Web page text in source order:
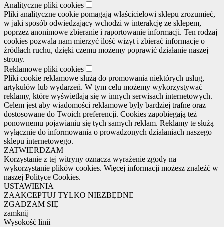
Analityczne pliki cookies
Pliki analityczne cookie pomagają właścicielowi sklepu zrozumieć,
w jaki sposób odwiedzający wchodzi w interakcję ze sklepem,
poprzez anonimowe zbieranie i raportowanie informacji. Ten rodzaj
cookies pozwala nam mierzyć ilość wizyt i zbierać informacje o
źródłach ruchu, dzięki czemu możemy poprawić działanie naszej
strony.
Reklamowe pliki cookies
Pliki cookie reklamowe służą do promowania niektórych usług,
artykułów lub wydarzeń. W tym celu możemy wykorzystywać
reklamy, które wyświetlają się w innych serwisach internetowych.
Celem jest aby wiadomości reklamowe były bardziej trafne oraz
dostosowane do Twoich preferencji. Cookies zapobiegają też
ponownemu pojawianiu się tych samych reklam. Reklamy te służą
wyłącznie do informowania o prowadzonych działaniach naszego
sklepu internetowego.
ZATWIERDZAM
Korzystanie z tej witryny oznacza wyrażenie zgody na
wykorzystanie plików cookies. Więcej informacji możesz znaleźć w
naszej Polityce Cookies.
USTAWIENIA
ZAAKCEPTUJ TYLKO NIEZBĘDNE
ZGADZAM SIĘ
zamknij
Wysokość linii